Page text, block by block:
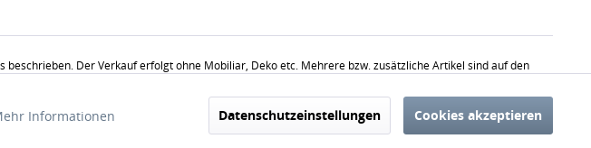
Der Verkauf erfolgt ohne Mobiliar, Deko etc. Mehrere bzw. zusätzliche Artikel sind auf den
Alle Rechte vorbehalten
Aktiv
Informationen Datenschutzeinstellungen Cookies akzeptieren